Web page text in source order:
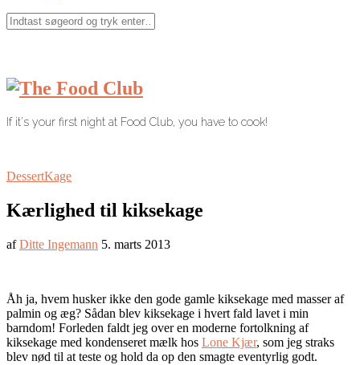
If it's your first night at Food Club, you have to cook!
DessertKage
Kærlighed til kiksekage
afDitte Ingemann 5. marts 2013
Åh ja, hvem husker ikke den gode gamle kiksekage med masser af
palmin og æg? Sådan blev kiksekage i hvert fald lavet i min
barndom! Forleden faldt jeg over en moderne fortolkning af
kiksekage med kondenseret mælk hos Lone Kjær, som jeg straks
blev nød til at teste og hold da op den smagte eventyrlig godt.